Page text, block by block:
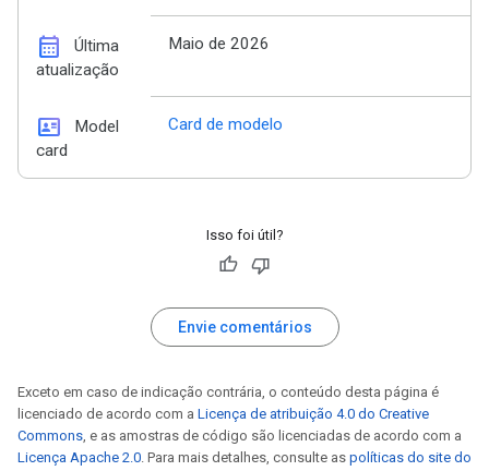
calendar_month
Última
atualização
Maio de 2026
id_card
Model
card
Card de modelo
Isso foi útil?
Envie comentários
Exceto em caso de indicação contrária, o conteúdo desta página é
licenciado de acordo com a Licença de atribuição 4.0 do Creative
Commons, e as amostras de código são licenciadas de acordo com a
Licença Apache 2.0. Para mais detalhes, consulte as políticas do site do